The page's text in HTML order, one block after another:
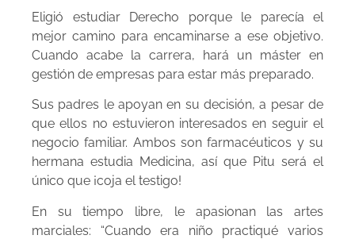
Eligió estudiar Derecho porque le parecía el
mejor camino para encaminarse a ese objetivo.
Cuando acabe la carrera, hará un máster en
gestión de empresas para estar más preparado.
Sus padres le apoyan en su decisión, a pesar de
que ellos no estuvieron interesados en seguir el
negocio familiar. Ambos son farmacéuticos y su
hermana estudia Medicina, así que Pitu será el
único que ¡coja el testigo!
En su tiempo libre, le apasionan las artes
marciales: “Cuando era niño practiqué varios